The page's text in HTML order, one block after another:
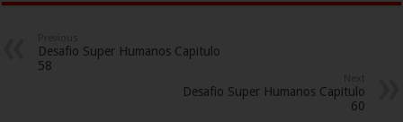
Desafio Super Humanos Capitulo
58
Desafio Super Humanos Capitulo
60